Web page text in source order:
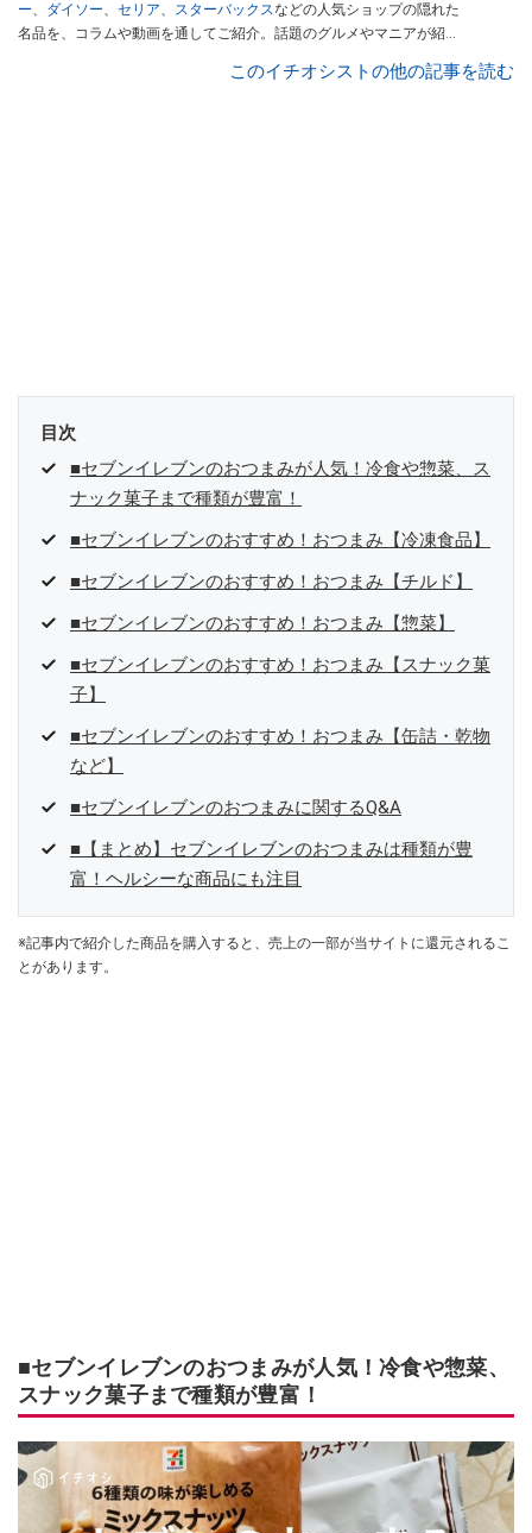
ー、 ダイソー、 セリア、 スターバックスなどの人気ショップの隠れた
名品を、コラムや動画を通してご紹介。話題のグルメやマニアが紹介
インフルエンサーが実際に使用してレビューしています。毎日トレン
このイチオシストの他の記事を読む
目次
■セブンイレブンのおつまみが人気！冷食や惣菜、ス
ナック菓子まで種類が豊富！
■セブンイレブンのおすすめ！おつまみ【冷凍食品】
■セブンイレブンのおすすめ！おつまみ【チルド】
■セブンイレブンのおすすめ！おつまみ【惣菜】
■セブンイレブンのおすすめ！おつまみ【スナック菓
子】
■セブンイレブンのおすすめ！おつまみ【缶詰・乾物
など】
■セブンイレブンのおつまみに関するQ&A
■【まとめ】セブンイレブンのおつまみは種類が豊
富！ヘルシーな商品にも注目
※記事内で紹介した商品を購入すると、売上の一部が当サイトに還元されるこ
とがあります。
■セブンイレブンのおつまみが人気！冷食や惣菜、
スナック菓子まで種類が豊富！